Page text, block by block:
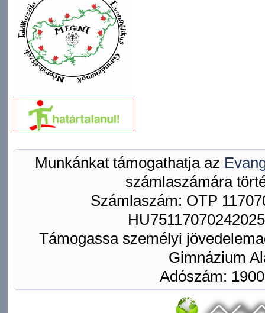
Munkánkat támogathatja az
számlaszámára
Számlaszám: OTP
Támogassa személyi
Gimnázium
Adószám: